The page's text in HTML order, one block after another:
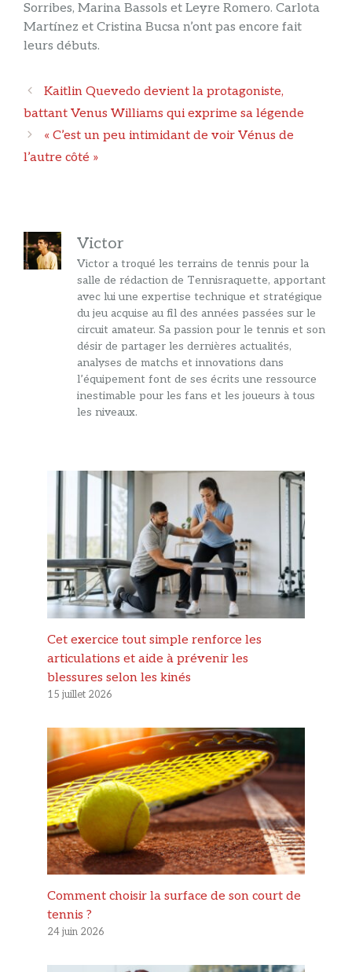
Sorribes, Marina Bassols et Leyre Romero. Carlota
Martínez et Cristina Bucsa n’ont pas encore fait
leurs débuts.
Navigation
des
articles
Kaitlin Quevedo devient la protagoniste,
battant Venus Williams qui exprime sa légende
« C’est un peu intimidant de voir Vénus de
l’autre côté »
Victor
Victor a troqué les terrains de tennis pour la
salle de rédaction de Tennisraquette, apportant
avec lui une expertise technique et stratégique
du jeu acquise au fil des années passées sur le
circuit amateur. Sa passion pour le tennis et son
désir de partager les dernières actualités,
analyses de matchs et innovations dans
l’équipement font de ses écrits une ressource
inestimable pour les fans et les joueurs à tous
les niveaux.
Cet exercice tout simple renforce les
articulations et aide à prévenir les
blessures selon les kinés
15 juillet 2026
Comment choisir la surface de son court de
tennis ?
24 juin 2026